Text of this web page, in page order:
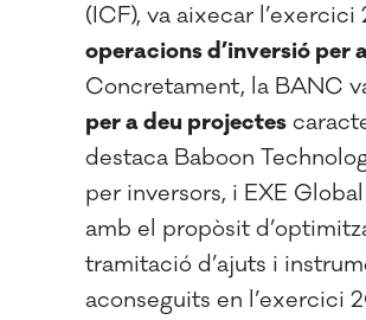
(ICF), va aixecar l’exercici
operacions d’inversió per
Concretament, la BANC
per a deu projectes
destaca Baboon
per inversors, i EXE
amb el propòsit
tramitació d’ajuts i
aconseguits en l’exercici